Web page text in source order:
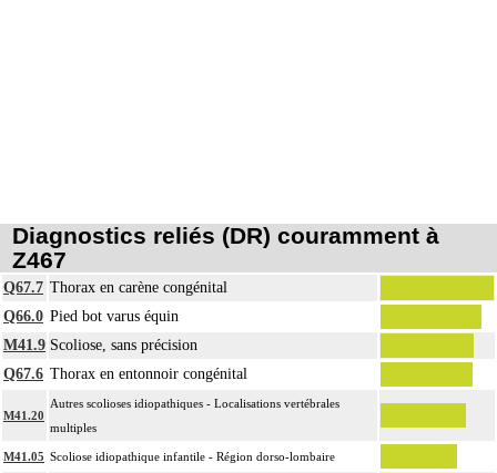
Diagnostics reliés (DR) couramment à
Z467
Q67.7 Thorax en carène congénital
Q66.0 Pied bot varus équin
M41.9 Scoliose, sans précision
Q67.6 Thorax en entonnoir congénital
M41.20
Autres scolioses idiopathiques - Localisations vertébrales
multiples
M41.05 Scoliose idiopathique infantile - Région dorso-lombaire